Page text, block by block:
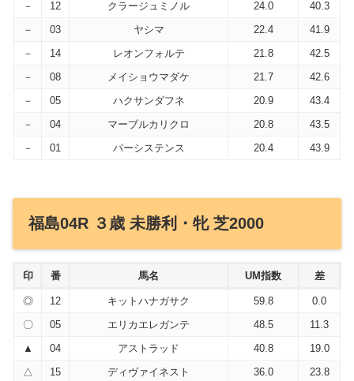
－ 12 クラージュミノル 24.0
40.3
－
03 ヤシマ 22.4
41.9
－
14 レオンフォルテ 21.8
42.5
－
08 メイショウマダケ 21.7
42.6
－
05 ハクサンダフネ 20.9
43.4
－
04 マーブルカリクロ 20.8
43.5
－
01 パーシステンス 20.4 43.9
福島04R ３歳 未勝利・牝 芝2000
印 番 馬名 UM指数 差
◎ 12 キットハナガサク 59.8
0.0
〇
05 エリカエレガンテ 48.5
11.3
▲
04 アストラッド 40.8
19.0
△
15 ディヴァイネスト 36.0
23.8